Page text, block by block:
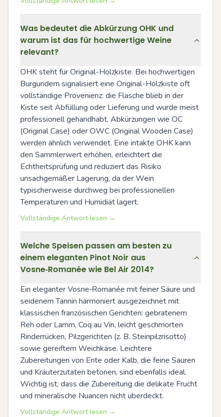
Was bedeutet die Abkürzung OHK und
warum ist das für hochwertige Weine
relevant?
OHK steht für Original-Holzkiste. Bei hochwertigen
Burgundern signalisiert eine Original-Holzkiste oft
vollständige Provenienz: die Flasche blieb in der
Kiste seit Abfüllung oder Lieferung und wurde meist
professionell gehandhabt. Abkürzungen wie OC
(Original Case) oder OWC (Original Wooden Case)
werden ähnlich verwendet. Eine intakte OHK kann
den Sammlerwert erhöhen, erleichtert die
Echtheitsprüfung und reduziert das Risiko
unsachgemäßer Lagerung, da der Wein
typischerweise durchweg bei professionellen
Temperaturen und Humidiät lagert.
Vollständige Antwort lesen →
Welche Speisen passen am besten zu
einem eleganten Pinot Noir aus
Vosne‑Romanée wie Bel Air 2014?
Ein eleganter Vosne‑Romanée mit feiner Säure und
seidenem Tannin harmoniert ausgezeichnet mit
klassischen französischen Gerichten: gebratenem
Reh oder Lamm, Coq au Vin, leicht geschmorten
Rinderrücken, Pilzgerichten (z. B. Steinpilzrisotto)
sowie gereiftem Weichkäse. Leichtere
Zubereitungen von Ente oder Kalb, die feine Säuren
und Kräuterzutaten betonen, sind ebenfalls ideal.
Wichtig ist, dass die Zubereitung die delikate Frucht
und mineralische Nuancen nicht überdeckt.
Vollständige Antwort lesen →